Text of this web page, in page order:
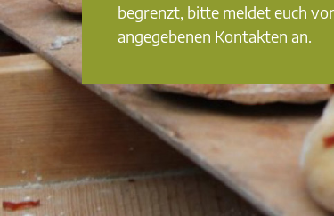
begrenzt, bitte meldet euch
angegebenen Kontakten an.